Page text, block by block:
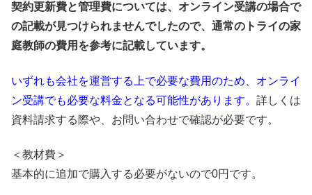
契約更新費と管理費については、オンライン受講の場合で
の記載が見つけられませんでしたので、通常のトライの家
庭教師の費用を参考に記載しています。
いずれも会社を運営する上で必要な費用のため、オンライ
ン受講でも必要な料金となる可能性があります。 詳しくは
資料請求する際や、お問い合わせで確認が必要です。
＜教材費＞
基本的に追加で購入する必要がないので0円です。